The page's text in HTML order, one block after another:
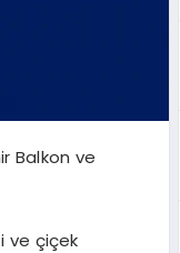
Balkon ve
ve çiçek